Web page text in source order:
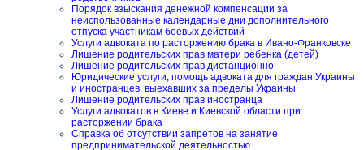
Порядок взыскания денежной компенсации за
неиспользованные календарные дни дополнительного
отпуска участникам боевых действий
Услуги адвоката по расторжению брака в Ивано-Франковске
Лишение родительских прав матери ребенка (детей)
Лишение родительских прав дистанционно
Юридические услуги, помощь адвоката для граждан Украины
и иностранцев, выехавших за пределы Украины
Лишение родительских прав иностранца
Услуги адвокатов в Киеве и Киевской области при
расторжении брака
Справка об отсутствии запретов на занятие
предпринимательской деятельностью